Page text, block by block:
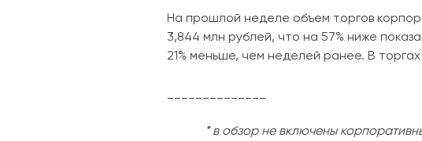
На прошлой неделе объем торгов
3,844 млн рублей, что на 57% ниже
21% меньше, чем неделей ранее. В
* в обзор не включены